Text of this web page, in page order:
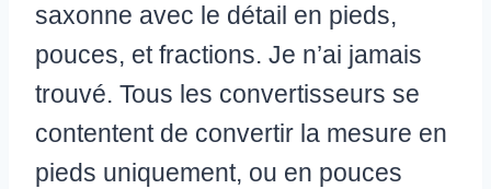
saxonne avec le détail en pieds,
pouces, et fractions. Je n’ai jamais
trouvé. Tous les convertisseurs se
contentent de convertir la mesure en
pieds uniquement, ou en pouces